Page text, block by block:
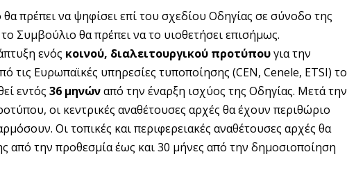
πρέπει να ψηφίσει επί του σχεδίου Οδηγίας σε σύνοδο της
Συμβούλιο θα πρέπει να το υιοθετήσει επισήμως.
ενός κοινού, διαλειτουργικού προτύπουγια την
τις Ευρωπαϊκές υπηρεσίες τυποποίησης (CEN, Cenele, ETSI) το
εντός 36 μηνώναπό την έναρξη ισχύος της Οδηγίας. Μετά την
οι κεντρικές αναθέτουσες αρχές θα έχουν περιθώριο
Οι τοπικές και περιφερειακές αναθέτουσες αρχές θα
από την προθεσμία έως και 30 μήνες από την δημοσιοποίηση